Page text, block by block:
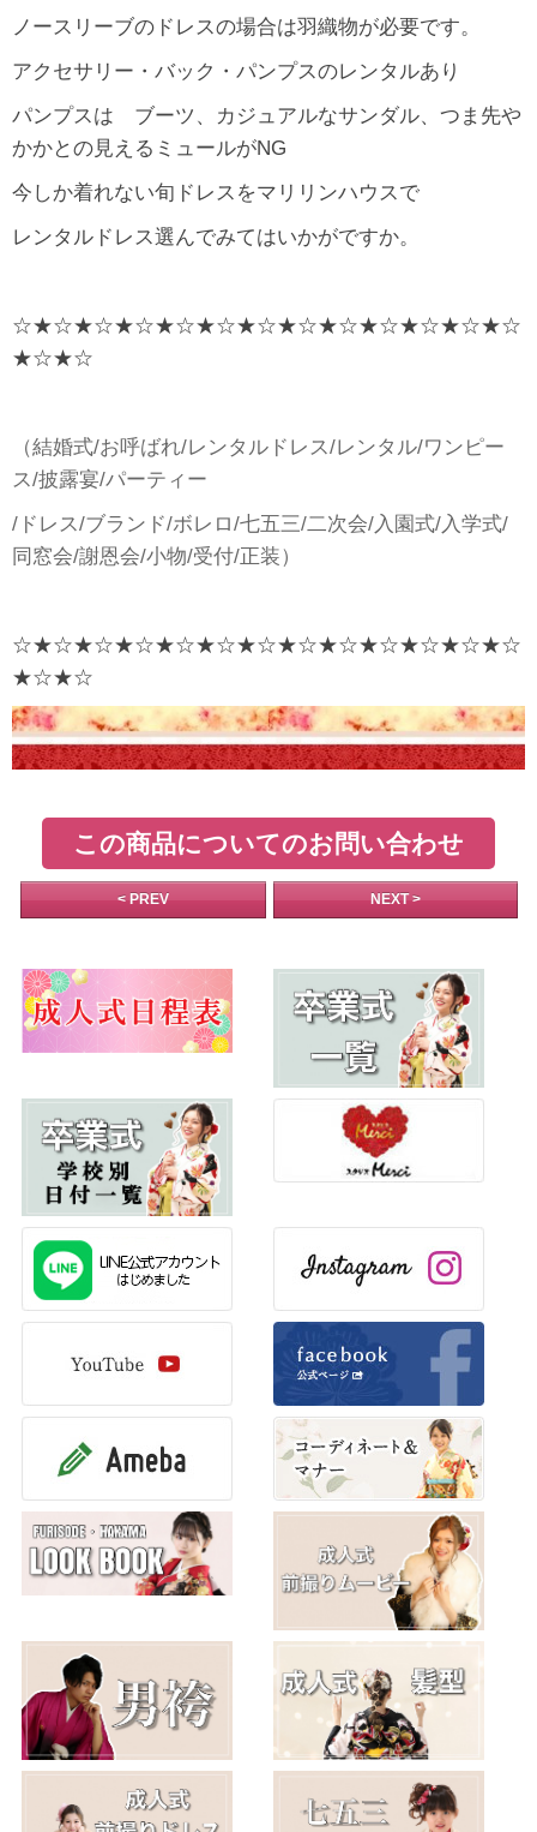
ノースリーブのドレスの場合は羽織物が必要です。
アクセサリー・バック・パンプスのレンタルあり
パンプスは ブーツ、カジュアルなサンダル、つま先や
かかとの見えるミュールがNG
今しか着れない旬ドレスをマリリンハウスで
レンタルドレス選んでみてはいかがですか。
☆★☆★☆★☆★☆★☆★☆★☆★☆★☆★☆★☆★☆
★☆★☆
（結婚式/お呼ばれ/レンタルドレス/レンタル/ワンピー
ス/披露宴/パーティー
/ドレス/ブランド/ボレロ/七五三/二次会/入園式/入学式/
同窓会/謝恩会/小物/受付/正装）
☆★☆★☆★☆★☆★☆★☆★☆★☆★☆★☆★☆★☆
★☆★☆
この商品についてのお問い合わせ
< PREV NEXT >